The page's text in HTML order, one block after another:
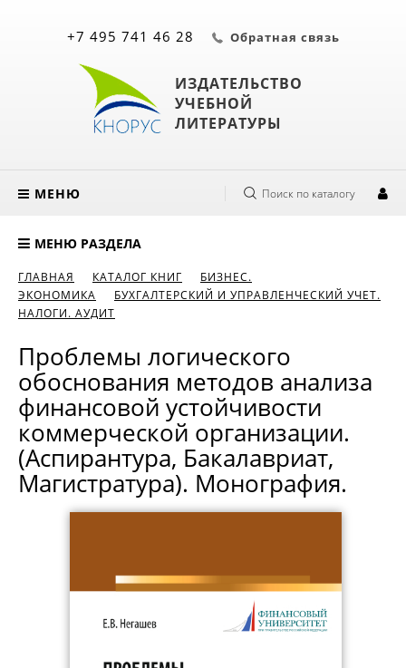
ИЗДАТЕЛЬСТВО
УЧЕБНОЙ
ЛИТЕРАТУРЫ
+7 495 741 46 28 Обратная связь
МЕНЮ Поиск по каталогу
МЕНЮ РАЗДЕЛА
ГЛАВНАЯ КАТАЛОГ КНИГ
БИЗНЕС.
ЭКОНОМИКА
БУХГАЛТЕРСКИЙ И УПРАВЛЕНЧЕСКИЙ УЧЕТ.
НАЛОГИ. АУДИТ
Проблемы логического
обоснования методов анализа
финансовой устойчивости
коммерческой организации.
(Аспирантура, Бакалавриат,
Магистратура). Монография.